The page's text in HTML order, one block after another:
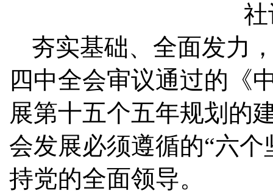
夯实基础、全面发力
四中全会审议通过的《
展第十五个五年规划的
会发展必须遵循的“六
持党的全面领导。